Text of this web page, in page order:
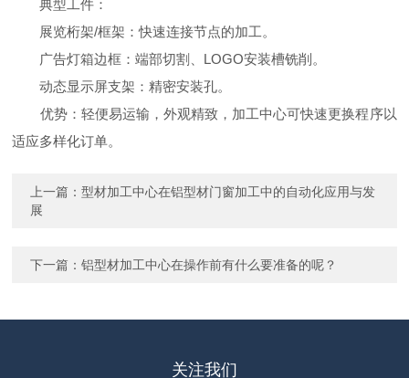
典型工件：
展览桁架/框架：快速连接节点的加工。
广告灯箱边框：端部切割、LOGO安装槽铣削。
动态显示屏支架：精密安装孔。
优势：轻便易运输，外观精致，加工中心可快速更换程序以
适应多样化订单。
上一篇：型材加工中心在铝型材门窗加工中的自动化应用与发
展
下一篇：铝型材加工中心在操作前有什么要准备的呢？
关注我们